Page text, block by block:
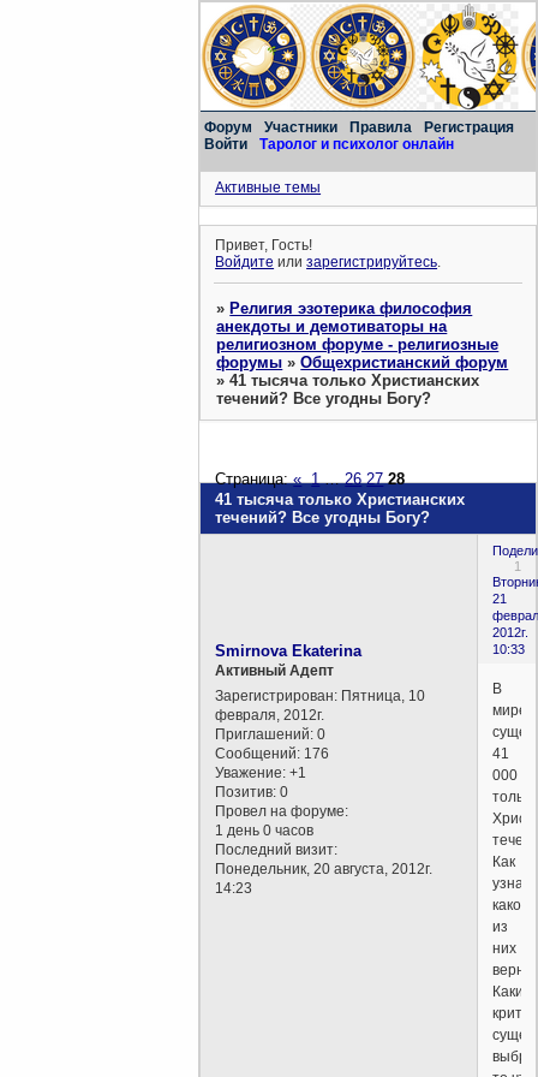
Форум Участники Правила
Регистрация
Войти
Таролог и психолог онлайн
Активные темы
Привет, Гость!
Войдите илизарегистрируйтесь.
»Религия эзотерика философия
анекдоты и демотиваторы на
религиозном форуме - религиозные
форумы »Общехристианский форум
»41 тысяча только Христианских
течений? Все угодны Богу?
41 тысяча только Христианских
течений? Все угодны Богу?
Страница:« 1 … 26 27 28
1
21
2012г.
10:33
Smirnova Ekaterina
Активный Адепт
Зарегистрирован: Пятница, 10
февраля, 2012г.
Приглашений: 0
Сообщений: 176
Уважение: +1
Позитив: 0
Провел на форуме:
1 день 0 часов
Последний визит:
Понедельник, 20 августа, 2012г.
14:23
В
мире
41
000
только
Как
узнать
какое
из
них
Какие